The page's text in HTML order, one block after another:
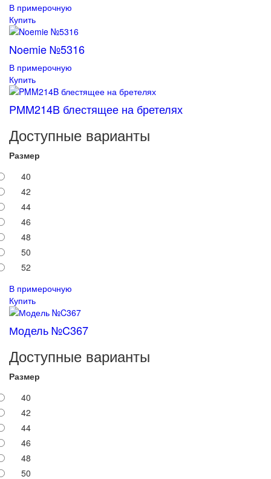
В примерочную
Купить
Noemie №5316
В примерочную
Купить
PMM214B блестящее на бретелях
Доступные варианты
Размер
40
42
44
46
48
50
52
В примерочную
Купить
Модель №C367
Доступные варианты
Размер
40
42
44
46
48
50